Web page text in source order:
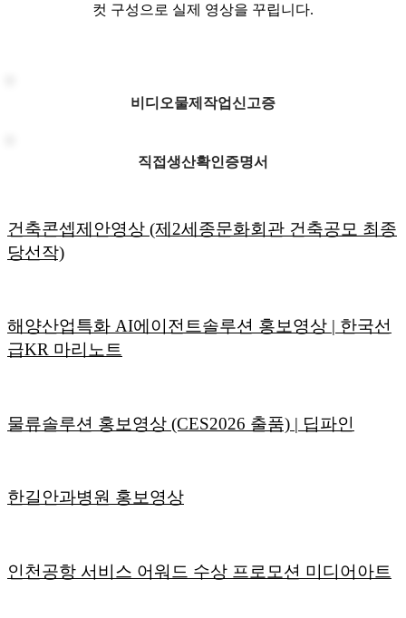
컷 구성으로 실제 영상을 꾸립니다.
비디오물제작업신고증
직접생산확인증명서
건축콘셉제안영상 (제2세종문화회관 건축공모 최종
당선작)
해양산업특화 AI에이전트솔루션 홍보영상 | 한국선
급KR 마리노트
물류솔루션 홍보영상 (CES2026 출품) | 딥파인
한길안과병원 홍보영상
인천공항 서비스 어워드 수상 프로모션 미디어아트